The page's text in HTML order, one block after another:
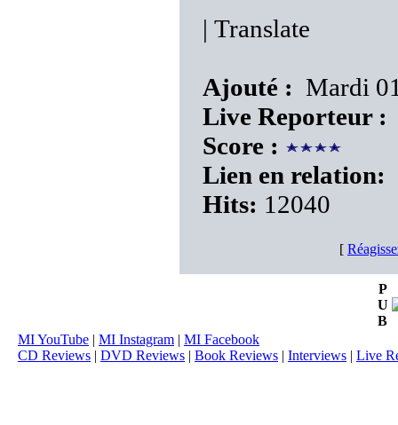
| Translate
Ajouté : Mardi
Live Reporteur :
Score :
Lien en relation:
Hits: 12040
[
P
U
B
MI YouTube | MI Instagram | MI Facebook
CD Reviews | DVD Reviews | Book Reviews | Interviews | Live